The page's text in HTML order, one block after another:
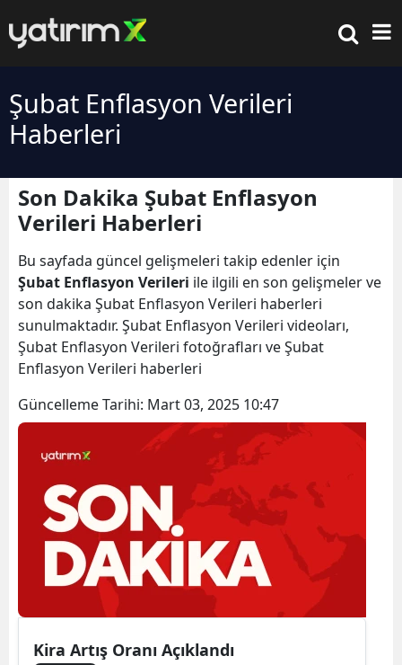
Şubat Enflasyon Verileri
Haberleri
Son Dakika Şubat Enflasyon
Verileri Haberleri
Bu sayfada güncel gelişmeleri takip edenler için
Şubat Enflasyon Verileri ile ilgili en son gelişmeler ve
son dakika Şubat Enflasyon Verileri haberleri
sunulmaktadır. Şubat Enflasyon Verileri videoları,
Şubat Enflasyon Verileri fotoğrafları ve Şubat
Enflasyon Verileri haberleri
Güncelleme Tarihi: Mart 03, 2025 10:47
Kira Artış Oranı Açıklandı